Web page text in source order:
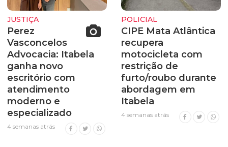
JUSTIÇA
Perez
Vasconcelos
Advocacia: Itabela
ganha novo
escritório com
atendimento
moderno e
especializado
4 semanas atrás
POLICIAL
CIPE Mata Atlântica
recupera
motocicleta com
restrição de
furto/roubo durante
abordagem em
Itabela
4 semanas atrás